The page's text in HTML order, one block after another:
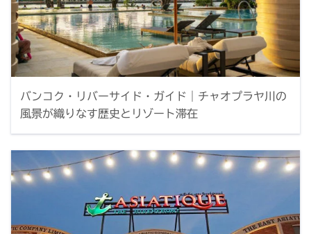
バンコク・リバーサイド・ガイド｜チャオプラヤ川の
風景が織りなす歴史とリゾート滞在